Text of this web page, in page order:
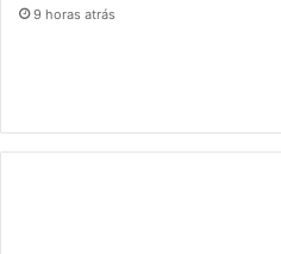
9 horas atrás